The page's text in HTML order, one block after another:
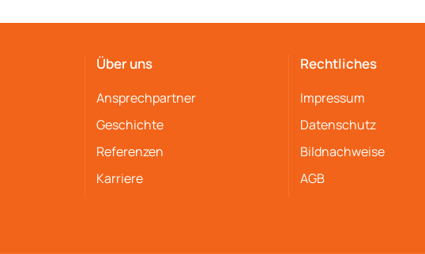
Über uns
Ansprechpartner
Geschichte
Referenzen
Karriere
Rechtliches
Impressum
Datenschutz
Bildnachweise
AGB